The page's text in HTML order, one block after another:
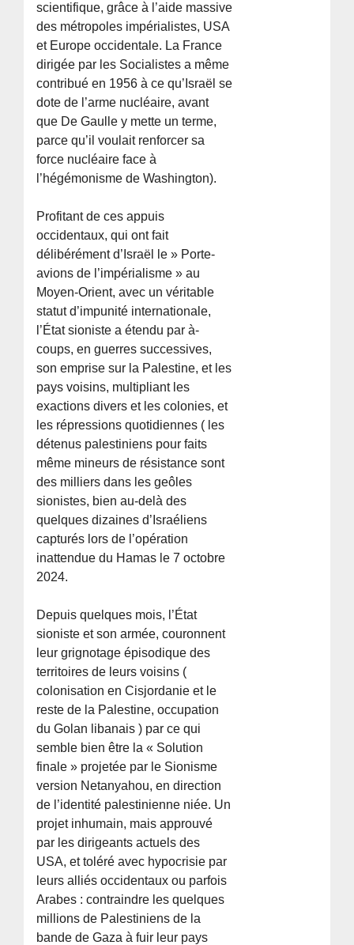
scientifique, grâce à l’aide massive
des métropoles impérialistes, USA
et Europe occidentale. La France
dirigée par les Socialistes a même
contribué en 1956 à ce qu’Israël se
dote de l’arme nucléaire, avant
que De Gaulle y mette un terme,
parce qu’il voulait renforcer sa
force nucléaire face à
l’hégémonisme de Washington).
Profitant de ces appuis
occidentaux, qui ont fait
délibérément d’Israël le » Porte-
avions de l’impérialisme » au
Moyen-Orient, avec un véritable
statut d’impunité internationale,
l’État sioniste a étendu par à-
coups, en guerres successives,
son emprise sur la Palestine, et les
pays voisins, multipliant les
exactions divers et les colonies, et
les répressions quotidiennes ( les
détenus palestiniens pour faits
même mineurs de résistance sont
des milliers dans les geôles
sionistes, bien au-delà des
quelques dizaines d’Israéliens
capturés lors de l’opération
inattendue du Hamas le 7 octobre
2024.
Depuis quelques mois, l’État
sioniste et son armée, couronnent
leur grignotage épisodique des
territoires de leurs voisins (
colonisation en Cisjordanie et le
reste de la Palestine, occupation
du Golan libanais ) par ce qui
semble bien être la « Solution
finale » projetée par le Sionisme
version Netanyahou, en direction
de l’identité palestinienne niée. Un
projet inhumain, mais approuvé
par les dirigeants actuels des
USA, et toléré avec hypocrisie par
leurs alliés occidentaux ou parfois
Arabes : contraindre les quelques
millions de Palestiniens de la
bande de Gaza à fuir leur pays